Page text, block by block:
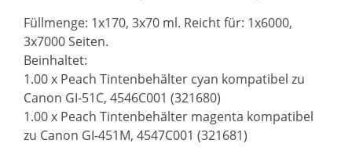
Füllmenge: 1x170, 3x70 ml. Reicht für: 1x6000,
3x7000 Seiten.
Beinhaltet:
1.00 x Peach Tintenbehälter cyan kompatibel zu
Canon GI-51C, 4546C001 (321680)
1.00 x Peach Tintenbehälter magenta kompatibel
zu Canon GI-451M, 4547C001 (321681)